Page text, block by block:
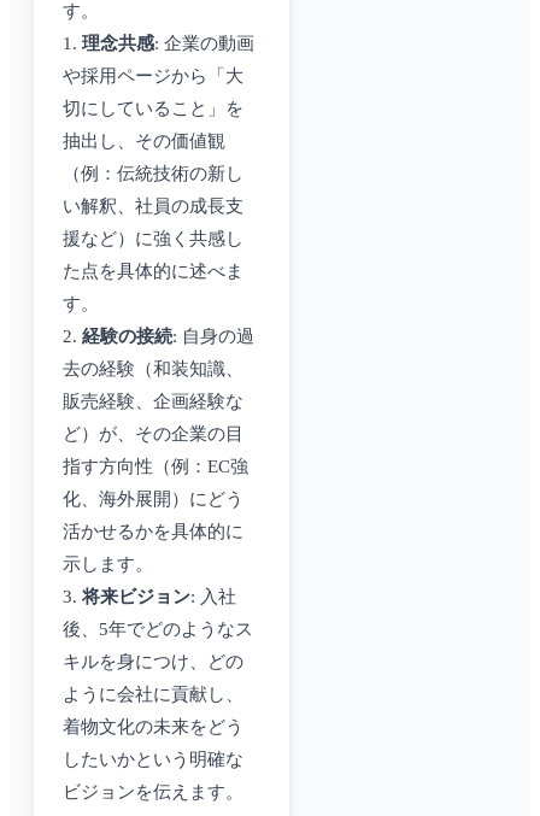
す。
1. 理念共感: 企業の動画
や採用ページから「大
切にしていること」を
抽出し、その価値観
（例：伝統技術の新し
い解釈、社員の成長支
援など）に強く共感し
た点を具体的に述べま
す。
2. 経験の接続: 自身の過
去の経験（和装知識、
販売経験、企画経験な
ど）が、その企業の目
指す方向性（例：EC強
化、海外展開）にどう
活かせるかを具体的に
示します。
3.将来ビジョン: 入社
後、5年でどのようなス
キルを身につけ、どの
ように会社に貢献し、
着物文化の未来をどう
したいかという明確な
ビジョンを伝えます。